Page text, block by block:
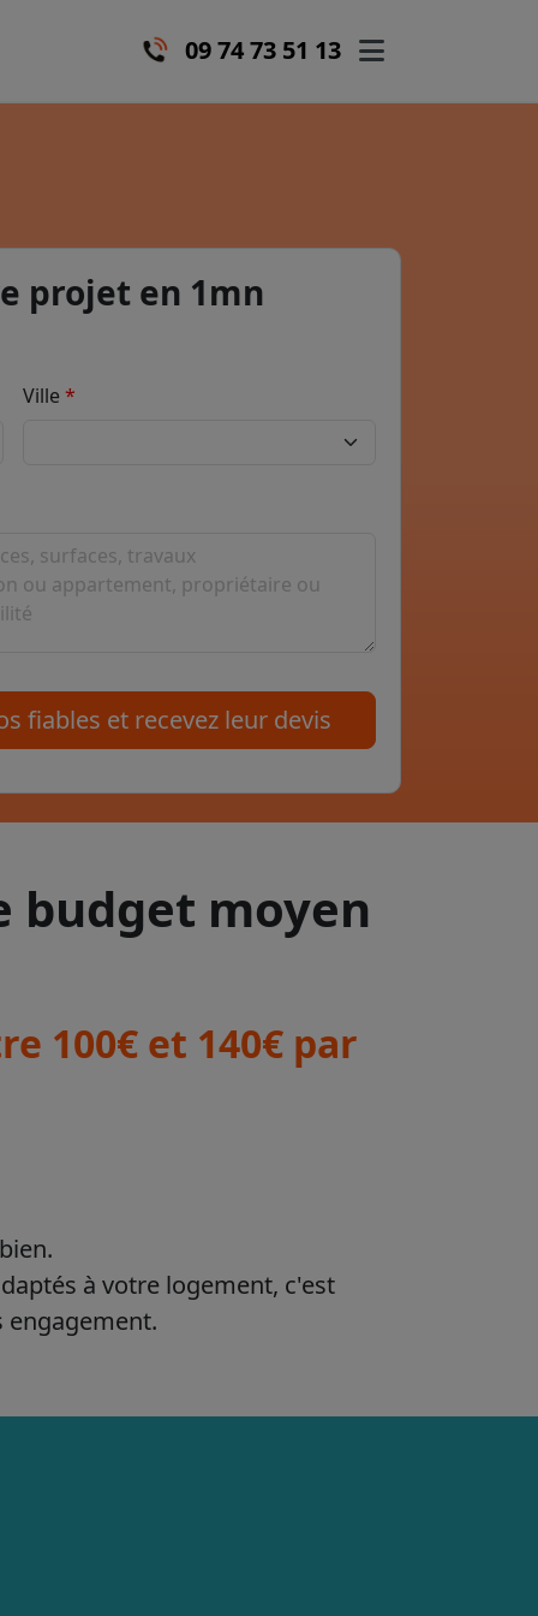
09 74 73 51 13
projet en 1mn
Ville
fiables et recevez leur devis
budget moyen
100€ et 140€ par
à votre logement, c'est
engagement.